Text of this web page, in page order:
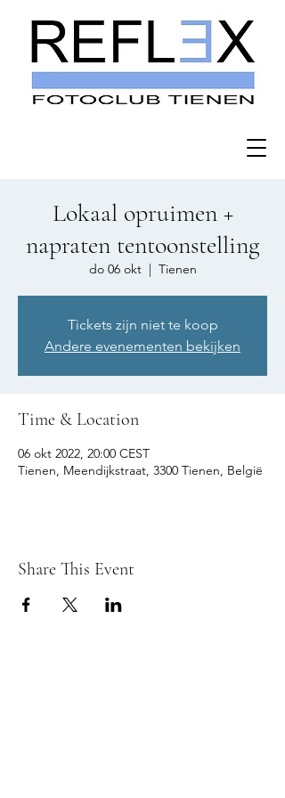
Lokaal opruimen +
napraten tentoonstelling
do 06 okt
  |
Tienen
Tickets zijn niet te koop
Andere evenementen bekijken
Time & Location
06 okt 2022, 20:00 CEST
Tienen, Meendijkstraat, 3300 Tienen, België
Share This Event